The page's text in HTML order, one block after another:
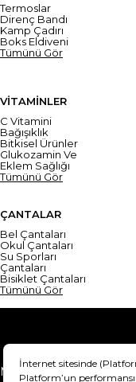
Termoslar
Direnç Bandı
Kamp Çadırı
Boks Eldiveni
Tümünü Gör
VİTAMİNLER
C Vitamini
Bağışıklık
Bitkisel Ürünler
Glukozamin Ve
Eklem Sağlığı
Tümünü Gör
ÇANTALAR
Bel Çantaları
Okul Çantaları
Su Sporları
Çantaları
Bisiklet Çantaları
Tümünü Gör
Mesafeli Satış